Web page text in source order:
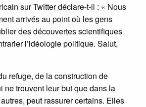
sur Twitter déclare-t-il : « Nous
arrivés au point où les gens
des découvertes scientifiques
l’idéologie politique. Salut,
refuge, de la construction de
ne trouvent leur but que dans la
peut rassurer certains. Elles